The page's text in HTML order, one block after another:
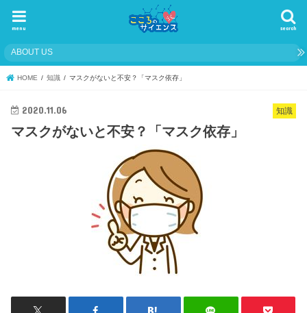
search
menu
ABOUT US
HOME 知識 マスクがないと不安？「マスク依存」
知識
2020.11.06
マスクがないと不安？「マスク依存」